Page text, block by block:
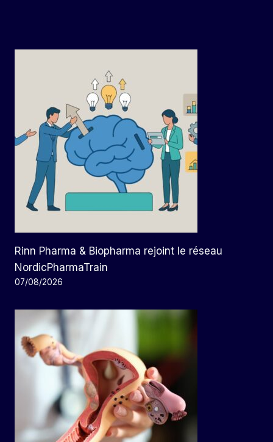
Rinn Pharma & Biopharma rejoint le réseau
NordicPharmaTrain
07/08/2026